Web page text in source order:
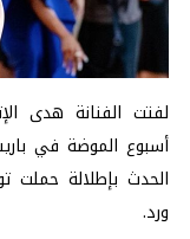
لفتت الفنانة هدى
أسبوع الموضة في
الحدث بإطلالة حملت
ورد.